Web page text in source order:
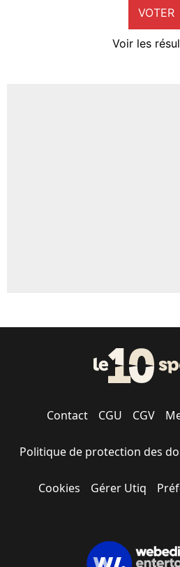
VOTER
Voir les
Contact CGU CGV
Politique de protection des
Cookies Gérer Utiq